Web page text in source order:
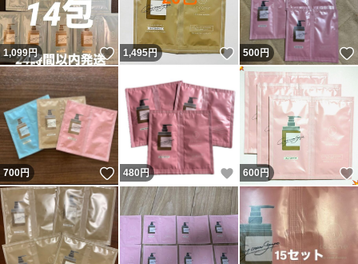
1,099円 いいね！
1,495円 いいね！
500円
700円 いいね！
480 円 いいね！
600 円